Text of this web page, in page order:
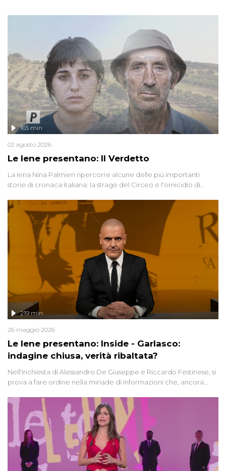
Le Iene presentano: Il Verdetto
165 min
02 agosto 2026
La Iena Nina Palmieri ripercorre alcune delle più importanti
storie di cronaca italiana: la strage del Circeo e l'omicidio di
Le Iene presentano: Inside - Garlasco:
indagine chiusa, verità ribaltata?
219 min
26 maggio 2026
Nell'inchiesta di Alessandro De Giuseppe e Riccardo Festinese, si
prova a fare ordine nella miriade di informazioni che, ancora
giudiziarie più discusse degli ultimi anni. Lo speciale ricostruisce la
vicenda mettendo in fila testimonianze, errori, dettagli
controversi e i protagonisti di un'indagine che sembra non avere
fine.